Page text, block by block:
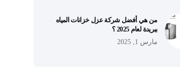
من هي أفضل شركة عزل خزانات المياه
ببريدة لعام 2025 ؟
مارس 1, 2025